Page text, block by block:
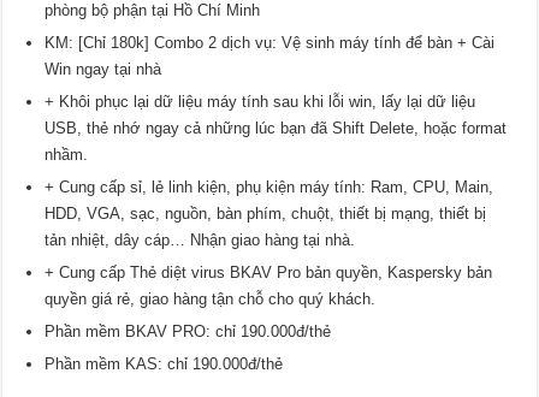
phòng bộ phận tại Hồ Chí Minh
KM: [Chỉ 180k] Combo 2 dịch vụ: Vệ sinh máy tính để bàn + Cài
Win ngay tại nhà
+ Khôi phục lại dữ liệu máy tính sau khi lỗi win, lấy lại dữ liệu
USB, thẻ nhớ ngay cả những lúc bạn đã Shift Delete, hoặc format
nhầm.
+ Cung cấp sỉ, lẻ linh kiện, phụ kiện máy tính: Ram, CPU, Main,
HDD, VGA, sạc, nguồn, bàn phím, chuột, thiết bị mạng, thiết bị
tản nhiệt, dây cáp… Nhận giao hàng tại nhà.
+ Cung cấp Thẻ diệt virus BKAV Pro bản quyền, Kaspersky bản
quyền giá rẻ, giao hàng tận chỗ cho quý khách.
Phần mềm BKAV PRO: chỉ 190.000đ/thẻ
Phần mềm KAS: chỉ 190.000đ/thẻ